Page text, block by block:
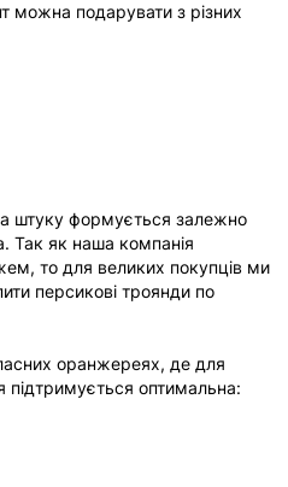
можна подарувати з різних
штуку формується залежно
Так як наша компанія
то для великих покупців ми
персикові троянди по
оранжереях, де для
підтримується оптимальна: